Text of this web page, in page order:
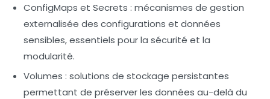
ConfigMaps et Secrets : mécanismes de gestion
externalisée des configurations et données
sensibles, essentiels pour la sécurité et la
modularité.
Volumes : solutions de stockage persistantes
permettant de préserver les données au-delà du